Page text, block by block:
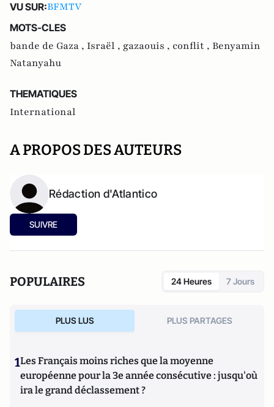
VU SUR:BFMTV
MOTS-CLES
bande de Gaza , Israël , gazaouis , conflit , Benyamin
Natanyahu
THEMATIQUES
International
A PROPOS DES AUTEURS
Rédaction d'Atlantico
SUIVRE
POPULAIRES 24 Heures 7 Jours
PLUS LUS PLUS PARTAGES
1Les Français moins riches que la moyenne
européenne pour la 3e année consécutive : jusqu'où
ira le grand déclassement ?